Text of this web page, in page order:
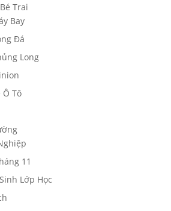
Trai
Bay
Đá
Long
Ô Tô
11
Lớp Học